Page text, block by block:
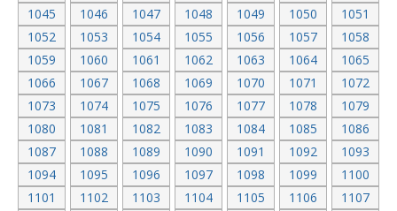
1045
1046 1047 1048 1049 1050
1051
1052
1053 1054 1055 1056 1057
1058
1059
1060 1061 1062 1063 1064
1065
1066
1067 1068 1069 1070 1071
1072
1073
1074 1075 1076 1077 1078
1079
1080
1081 1082 1083 1084 1085
1086
1087
1088 1089 1090 1091 1092
1093
1094
1095 1096 1097 1098 1099
1100
1101
1102 1103 1104 1105 1106
1107